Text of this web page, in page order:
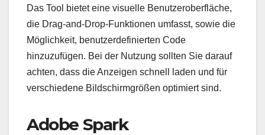
Das Tool bietet eine visuelle Benutzeroberfläche,
die Drag-and-Drop-Funktionen umfasst, sowie die
Möglichkeit, benutzerdefinierten Code
hinzuzufügen. Bei der Nutzung sollten Sie darauf
achten, dass die Anzeigen schnell laden und für
verschiedene Bildschirmgrößen optimiert sind.
Adobe Spark